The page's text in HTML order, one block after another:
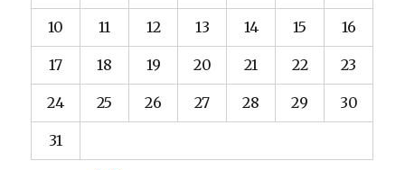
10 11 12 13 14 15 16
17 18 19 20 21 22 23
24 25 26 27 28 29 30
31